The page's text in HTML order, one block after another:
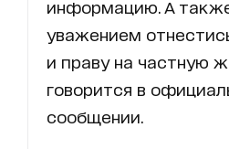
информацию. А
уважением
и праву на частную
говорится в
сообщении.